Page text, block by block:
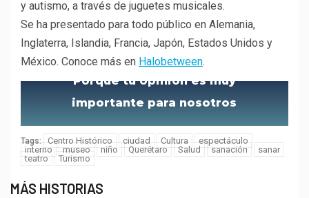
y autismo, a través de juguetes musicales.
Se ha presentado para todo público en Alemania,
Inglaterra, Islandia, Francia, Japón, Estados Unidos y
México. Conoce más en Halobetween.
Porque tu opinión es muy
importante para nosotros
Tags: Centro Histórico ciudad Cultura
espectáculo
interno
museo niño Querétaro Salud sanación
sanar
teatro
Turismo
MÁS HISTORIAS